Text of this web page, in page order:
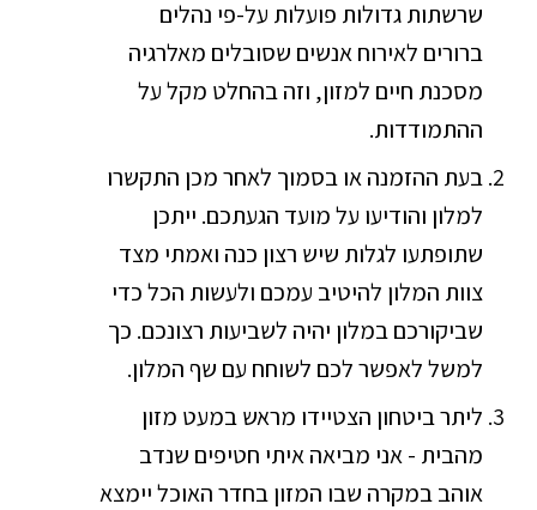
שרשתות גדולות פועלות על-פי נהלים
ברורים לאירוח אנשים שסובלים מאלרגיה
מסכנת חיים למזון, וזה בהחלט מקל על
ההתמודדות.
בעת ההזמנה או בסמוך לאחר מכן התקשרו
למלון והודיעו על מועד הגעתכם. ייתכן
שתופתעו לגלות שיש רצון כנה ואמתי מצד
צוות המלון להיטיב עמכם ולעשות הכל כדי
שביקורכם במלון יהיה לשביעות רצונכם. כך
למשל לאפשר לכם לשוחח עם שף המלון.
ליתר ביטחון הצטיידו מראש במעט מזון
מהבית - אני מביאה איתי חטיפים שנדב
אוהב במקרה שבו המזון בחדר האוכל יימצא